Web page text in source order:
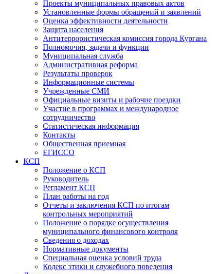
Проекты муниципальных правовых актов
Установленные формы обращений и заявлений
Оценка эффективности деятельности
Защита населения
Антитеррористическая комиссия города Кургана
Полномочия, задачи и функции
Муниципальная служба
Административная реформа
Результаты проверок
Информационные системы
Учрежденные СМИ
Официальные визиты и рабочие поездки
Участие в программах и международное
сотрудничество
Статистическая информация
Контакты
Общественная приемная
ЕГИССО
КСП
Положение о КСП
Руководитель
Регламент КСП
План работы на год
Отчеты и заключения КСП по итогам
контрольных мероприятий
Положение о порядке осуществления
муниципального финансового контроля
Сведения о доходах
Нормативные документы
Специальная оценка условий труда
Кодекс этики и служебного поведения